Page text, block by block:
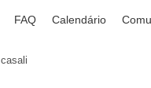
FAQ Calendário
casali